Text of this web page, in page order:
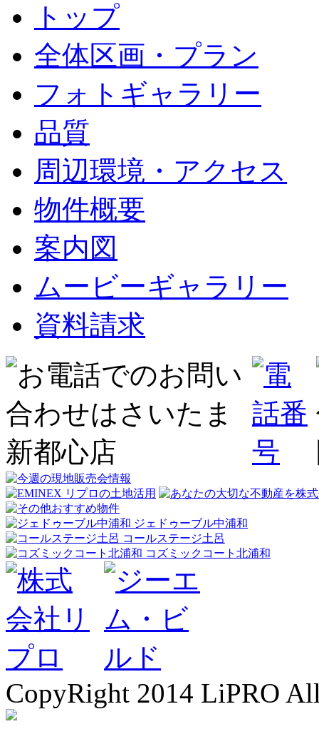
トップ
全体区画・プラン
フォトギャラリー
品質
周辺環境・アクセス
物件概要
案内図
ムービーギャラリー
資料請求
ジェドゥーブル中浦和
コールステージ土呂
コズミックコート北浦和
CopyRight 2014 LiPRO